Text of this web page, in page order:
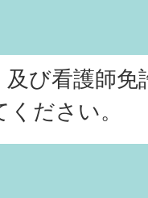
及び看護師
ださい。